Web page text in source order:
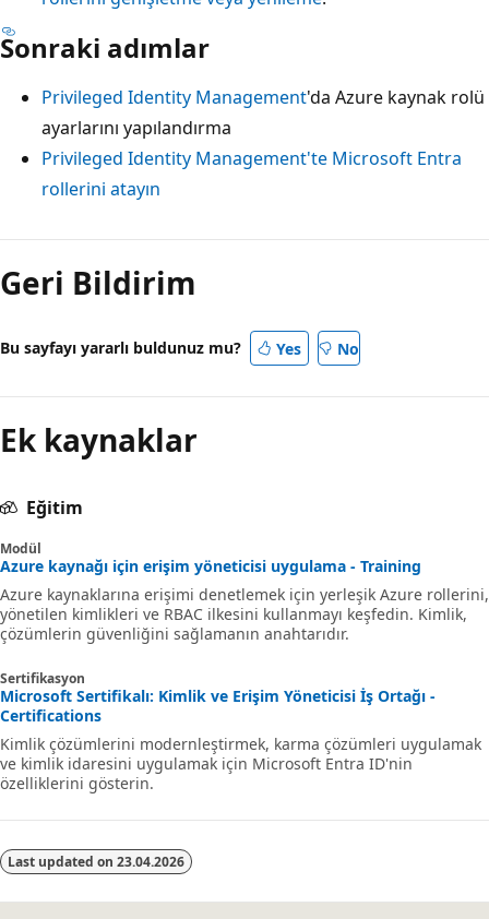
Sonraki adımlar
Privileged Identity Management'da Azure kaynak rolü
ayarlarını yapılandırma
Privileged Identity Management'te Microsoft Entra
rollerini atayın
Geri Bildirim
Bu sayfayı yararlı buldunuz mu? Yes No
Ek kaynaklar
Eğitim
Modül
Azure kaynağı için erişim yöneticisi uygulama - Training
Azure kaynaklarına erişimi denetlemek için yerleşik Azure rollerini,
yönetilen kimlikleri ve RBAC ilkesini kullanmayı keşfedin. Kimlik,
çözümlerin güvenliğini sağlamanın anahtarıdır.
Sertifikasyon
Microsoft Sertifikalı: Kimlik ve Erişim Yöneticisi İş Ortağı -
Certifications
Kimlik çözümlerini modernleştirmek, karma çözümleri uygulamak
ve kimlik idaresini uygulamak için Microsoft Entra ID'nin
özelliklerini gösterin.
Last updated on 23.04.2026